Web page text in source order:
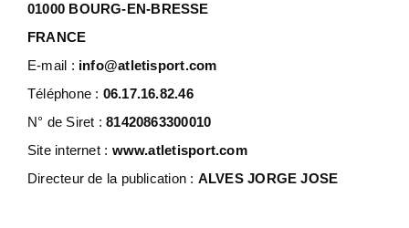
01000 BOURG-EN-BRESSE
FRANCE
E-mail : info@atletisport.com
Téléphone : 06.17.16.82.46
N° de Siret :81420863300010
Site internet : www.atletisport.com
Directeur de la publication : ALVES JORGE JOSE